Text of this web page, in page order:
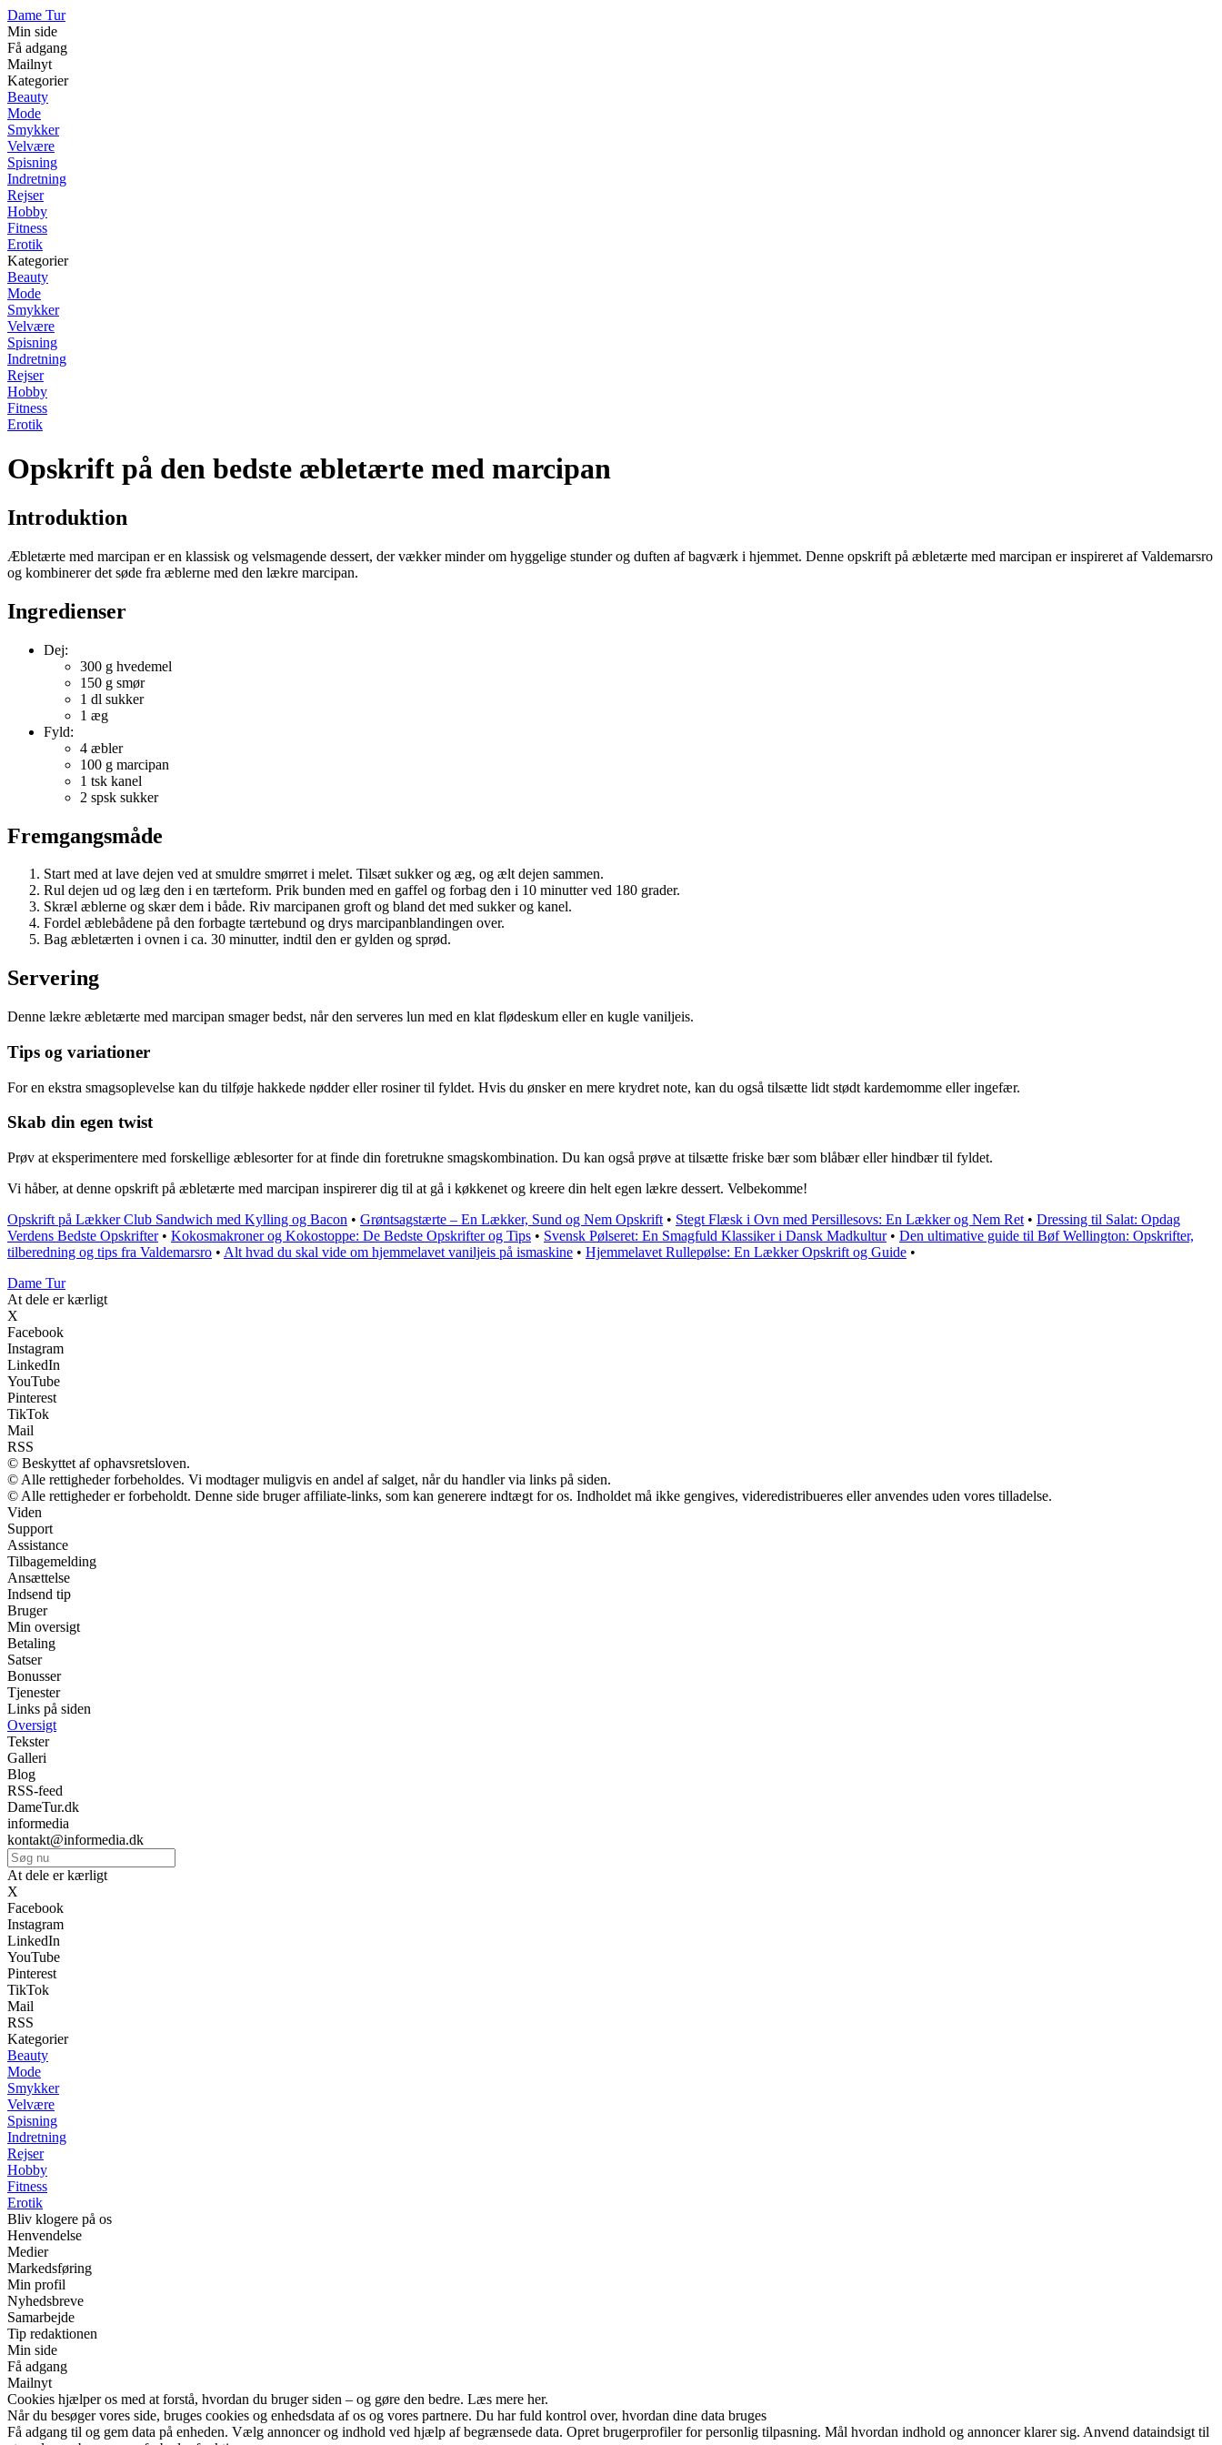
Dame Tur
Min side
Få adgang
Mailnyt
Kategorier
Beauty
Mode
Smykker
Velvære
Spisning
Indretning
Rejser
Hobby
Fitness
Erotik
Kategorier
Beauty
Mode
Smykker
Velvære
Spisning
Indretning
Rejser
Hobby
Fitness
Erotik
Opskrift på den bedste æbletærte med marcipan
Introduktion
Æbletærte med marcipan er en klassisk og velsmagende dessert, der vækker minder om hyggelige stunder og duften af bagværk i hjemmet. Denne opskrift på æbletærte med marcipan er inspireret af Valdemarsro
og kombinerer det søde fra æblerne med den lækre marcipan.
Ingredienser
Dej:
300 g hvedemel
150 g smør
1 dl sukker
1 æg
Fyld:
4 æbler
100 g marcipan
1 tsk kanel
2 spsk sukker
Fremgangsmåde
Start med at lave dejen ved at smuldre smørret i melet. Tilsæt sukker og æg, og ælt dejen sammen.
Rul dejen ud og læg den i en tærteform. Prik bunden med en gaffel og forbag den i 10 minutter ved 180 grader.
Skræl æblerne og skær dem i både. Riv marcipanen groft og bland det med sukker og kanel.
Fordel æblebådene på den forbagte tærtebund og drys marcipanblandingen over.
Bag æbletærten i ovnen i ca. 30 minutter, indtil den er gylden og sprød.
Servering
Denne lækre æbletærte med marcipan smager bedst, når den serveres lun med en klat flødeskum eller en kugle vaniljeis.
Tips og variationer
For en ekstra smagsoplevelse kan du tilføje hakkede nødder eller rosiner til fyldet. Hvis du ønsker en mere krydret note, kan du også tilsætte lidt stødt kardemomme eller ingefær.
Skab din egen twist
Prøv at eksperimentere med forskellige æblesorter for at finde din foretrukne smagskombination. Du kan også prøve at tilsætte friske bær som blåbær eller hindbær til fyldet.
Vi håber, at denne opskrift på æbletærte med marcipan inspirerer dig til at gå i køkkenet og kreere din helt egen lækre dessert. Velbekomme!
Opskrift på Lækker Club Sandwich med Kylling og Bacon • Grøntsagstærte – En Lækker, Sund og Nem Opskrift • Stegt Flæsk i Ovn med Persillesovs: En Lækker og Nem Ret • Dressing til Salat: Opdag
Verdens Bedste Opskrifter• Kokosmakroner og Kokostoppe: De Bedste Opskrifter og Tips • Svensk Pølseret: En Smagfuld Klassiker i Dansk Madkultur• Den ultimative guide til Bøf Wellington: Opskrifter,
tilberedning og tips fra Valdemarsro • Alt hvad du skal vide om hjemmelavet vaniljeis på ismaskine • Hjemmelavet Rullepølse: En Lækker Opskrift og Guide •
Dame Tur
At dele er kærligt
X
Facebook
Instagram
LinkedIn
YouTube
Pinterest
TikTok
Mail
RSS
© Beskyttet af ophavsretsloven.
© Alle rettigheder forbeholdes. Vi modtager muligvis en andel af salget, når du handler via links på siden.
© Alle rettigheder er forbeholdt. Denne side bruger affiliate-links, som kan generere indtægt for os. Indholdet må ikke gengives, videredistribueres eller anvendes uden vores tilladelse.
Viden
Support
Assistance
Tilbagemelding
Ansættelse
Indsend tip
Bruger
Min oversigt
Betaling
Satser
Bonusser
Tjenester
Links på siden
Oversigt
Tekster
Galleri
Blog
RSS-feed
DameTur.dk
informedia
kontakt@informedia.dk
At dele er kærligt
X
Facebook
Instagram
LinkedIn
YouTube
Pinterest
TikTok
Mail
RSS
Kategorier
Beauty
Mode
Smykker
Velvære
Spisning
Indretning
Rejser
Hobby
Fitness
Erotik
Bliv klogere på os
Henvendelse
Medier
Markedsføring
Min profil
Nyhedsbreve
Samarbejde
Tip redaktionen
Min side
Få adgang
Mailnyt
Cookies hjælper os med at forstå, hvordan du bruger siden – og gøre den bedre. Læs mere her.
Når du besøger vores side, bruges cookies og enhedsdata af os og vores partnere. Du har fuld kontrol over, hvordan dine data bruges
Få adgang til og gem data på enheden. Vælg annoncer og indhold ved hjælp af begrænsede data. Opret brugerprofiler for personlig tilpasning. Mål hvordan indhold og annoncer klarer sig. Anvend dataindsigt til